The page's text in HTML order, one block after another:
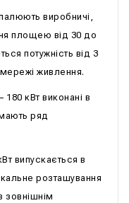
виробничі,
площею від 30 до
потужність від 3
живлення.
180 кВт виконані в
мають ряд
випускається в
розташування
зовнішнім